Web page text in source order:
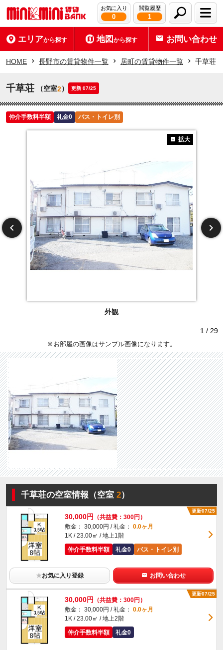
お気に入り
0
閲覧履歴
1
エリアから探す 地図から探す お問い合わせ
HOME 長野市の賃貸物件一覧 居町の賃貸物件一覧 千草荘
千草荘 （空室2） 更新 07/25
仲介手数料半額 礼金0 バス・トイレ別
外観
拡大
1 / 29
※お部屋の画像はサンプル画像になります。
千草荘の空室情報（空室2）
更新07/25
30,000円
（共益費：300円）
敷金： 30,000円 / 礼金： 0.0ヶ月
1K / 23.00㎡ / 地上1階
仲介手数料半額
礼金0 バス・トイレ別
★お気に入り登録 お問い合わせ
更新07/25
30,000円
（共益費：300円）
敷金： 30,000円 / 礼金： 0.0ヶ月
1K / 23.00㎡ / 地上2階
仲介手数料半額
礼金0